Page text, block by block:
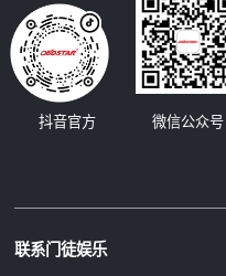
微信公众号
抖音官方
联系门徒娱乐